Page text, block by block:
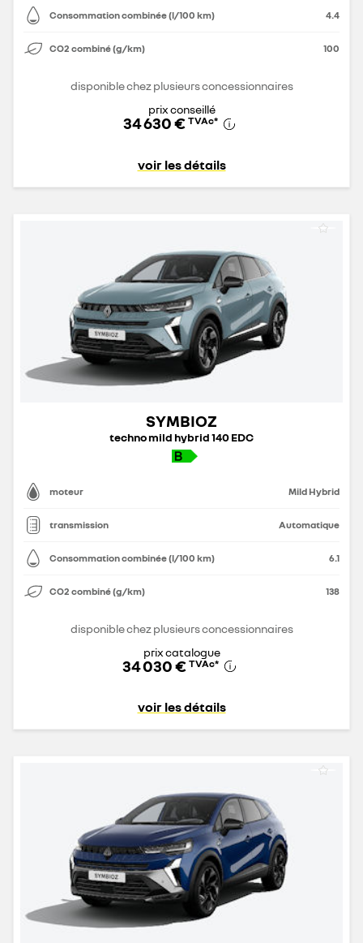
Consommation combinée (l/100 km) 4.4
CO2 combiné (g/km) 100
disponible chez plusieurs concessionnaires
prix conseillé
34 630 € TVAc*
voir les détails
SYMBIOZ
techno mild hybrid 140 EDC
moteur Mild Hybrid
transmission Automatique
Consommation combinée (l/100 km) 6.1
CO2 combiné (g/km) 138
disponible chez plusieurs concessionnaires
prix catalogue
34 030 € TVAc*
voir les détails